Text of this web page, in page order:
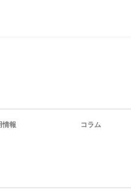
情報 コラム